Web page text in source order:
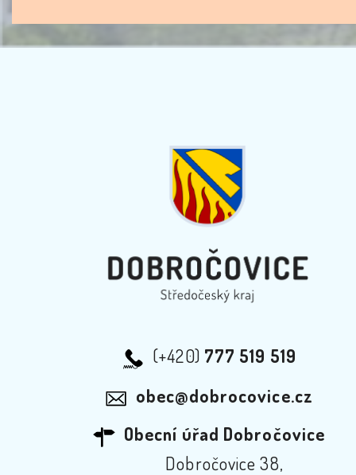
(+420) 777 519 519
obec@dobrocovice.cz
Obecní úřad Dobročovice
Dobročovice 38,